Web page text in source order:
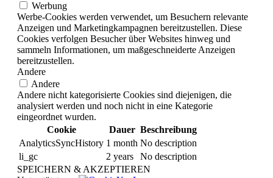
Werbung
Werbe-Cookies werden verwendet, um Besuchern relevante
Anzeigen und Marketingkampagnen bereitzustellen. Diese
Cookies verfolgen Besucher über Websites hinweg und
sammeln Informationen, um maßgeschneiderte Anzeigen
bereitzustellen.
Andere
Andere
Andere nicht kategorisierte Cookies sind diejenigen, die
analysiert werden und noch nicht in eine Kategorie
eingeordnet wurden.
Cookie
Dauer Beschreibung
AnalyticsSyncHistory 1 month No description
li_gc
2 years
No description
SPEICHERN & AKZEPTIEREN